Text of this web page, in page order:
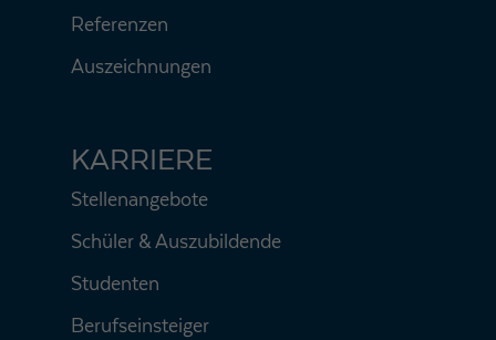
Referenzen
Auszeichnungen
KARRIERE
Stellenangebote
Schüler & Auszubildende
Studenten
Berufseinsteiger